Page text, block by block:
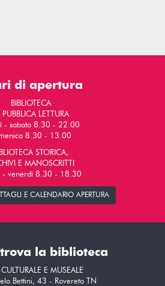
di apertura
BIBLIOTECA
PUBBLICA LETTURA
- sabato 8.30 - 22.00
8.30 - 13.00
STORICA,
E MANOSCRITTI
- venerdì 8.30 - 18.30
E CALENDARIO APERTURA
la biblioteca
E MUSEALE
Bettini, 43 - Rovereto TN